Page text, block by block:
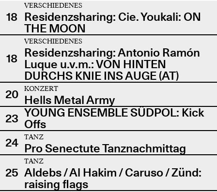
18
VERSCHIEDENES
Residenzsharing: Cie. Youkali: ON
THE MOON
18
VERSCHIEDENES
Residenzsharing: Antonio Ramón
Luque u.v.m.: VON HINTEN
DURCHS KNIE INS AUGE (AT)
20
KONZERT
Hells Metal Army
23 YOUNG ENSEMBLE SÜDPOL: Kick
Offs
24
TANZ
Pro Senectute Tanznachmittag
25
TANZ
Aldebs / Al Hakim / Caruso / Zünd:
raising flags